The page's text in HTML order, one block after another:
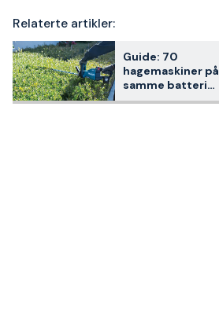
Relaterte artikler:
Guide: 70
hagemaskiner på
samme batteri
med Makita LXT